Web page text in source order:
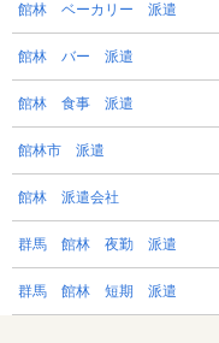
館林 ベーカリー 派遣
館林 バー 派遣
館林 食事 派遣
館林市 派遣
館林 派遣会社
群馬 館林 夜勤 派遣
群馬 館林 短期 派遣